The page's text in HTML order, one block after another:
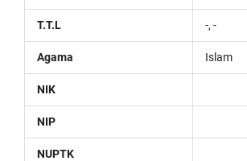
T.T.L -, -
Agama Islam
NIK
NIP
NUPTK